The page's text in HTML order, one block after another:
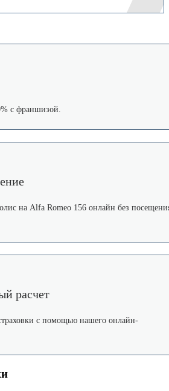
с франшизой.
на Alfa Romeo 156 онлайн без
расчет
с помощью нашего онлайн-